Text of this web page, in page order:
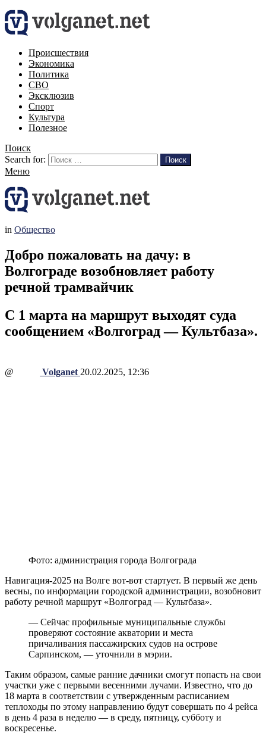
Происшествия
Экономика
Политика
СВО
Эксклюзив
Спорт
Культура
Полезное
Поиск
Search for:
Поиск
Меню
in Общество
Добро пожаловать на дачу: в
Волгограде возобновляет работу
речной трамвайчик
С 1 марта на маршрут выходят суда
сообщением «Волгоград — Культбаза».
@ Volganet 20.02.2025, 12:36
Фото: администрация города Волгограда
Навигация-2025 на Волге вот-вот стартует. В первый же день
весны, по информации городской администрации, возобновит
работу речной маршрут «Волгоград — Культбаза».
— Сейчас профильные муниципальные службы
проверяют состояние акватории и места
причаливания пассажирских судов на острове
Сарпинском, — уточнили в мэрии.
Таким образом, самые ранние дачники смогут попасть на свои
участки уже с первыми весенними лучами. Известно, что до
18 марта в соответствии с утвержденным расписанием
теплоходы по этому направлению будут совершать по 4 рейса
в день 4 раза в неделю — в среду, пятницу, субботу и
воскресенье.